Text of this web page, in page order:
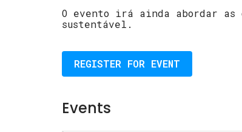
O evento irá ainda abordar
sustentável.
REGISTER FOR EVENT
Events